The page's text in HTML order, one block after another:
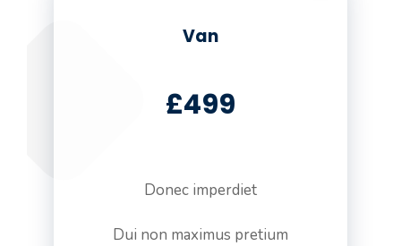
Van
£499
Donec imperdiet
Dui non maximus pretium